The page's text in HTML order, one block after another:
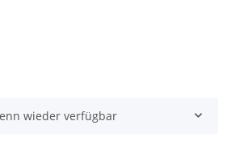
wieder verfügbar